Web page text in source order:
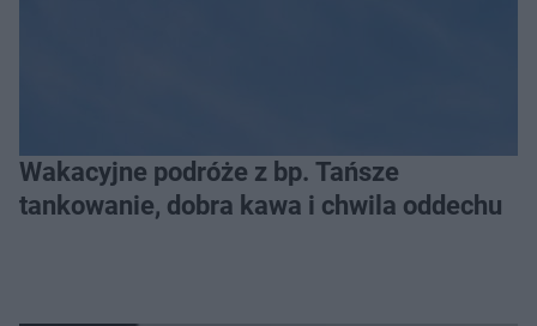
Wakacyjne podróże z bp. Tańsze
tankowanie, dobra kawa i chwila oddechu